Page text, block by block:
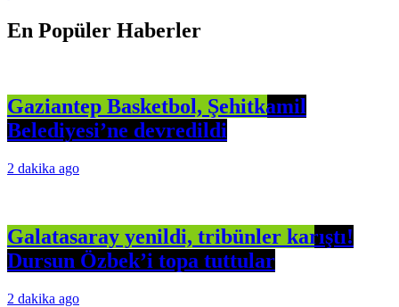
En Popüler Haberler
Gaziantep Basketbol, Şehitkamil
Belediyesi’ne devredildi
2 dakika ago
Galatasaray yenildi, tribünler karıştı!
Dursun Özbek’i topa tuttular
2 dakika ago